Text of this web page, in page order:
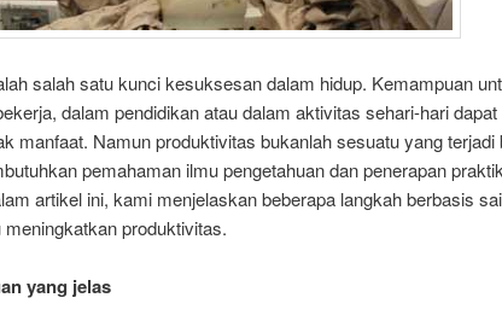
salah satu kunci kesuksesan dalam hidup. Kemampuan
dalam pendidikan atau dalam aktivitas sehari-hari dapat
manfaat. Namun produktivitas bukanlah sesuatu yang terjadi
pemahaman ilmu pengetahuan dan penerapan
artikel ini, kami menjelaskan beberapa langkah berbasis
produktivitas.
yang jelas